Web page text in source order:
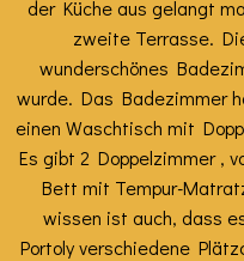
der Küche aus gelangt
zweite Terrasse.
wunderschönes
wurde. Das Badezimmer
einen Waschtisch mit
Es gibt 2 Doppelzimmer ,
Bett mit Tempur-
wissen ist auch, dass
Portoly verschiedene